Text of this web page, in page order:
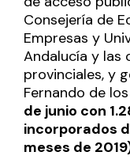
Consejería de
Empresas y
Andalucía y las
provinciales, y
Fernando de
de junio con
incorporados
meses de